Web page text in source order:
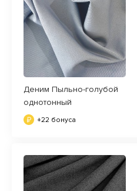
Деним Пыльно-голубой
однотонный
+22 бонуса